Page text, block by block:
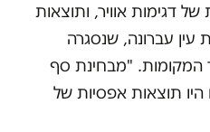
דגימות אוויר, ותוצאות
עין עברונה, שנסגרה
המקומות. "מבחינת סף
היו תוצאות אפסיות של